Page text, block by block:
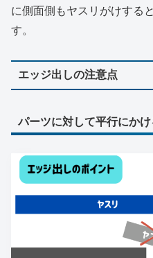
に側面側もヤスリがけする
す。
エッジ出しの注意点
パーツに対して平行にかけ